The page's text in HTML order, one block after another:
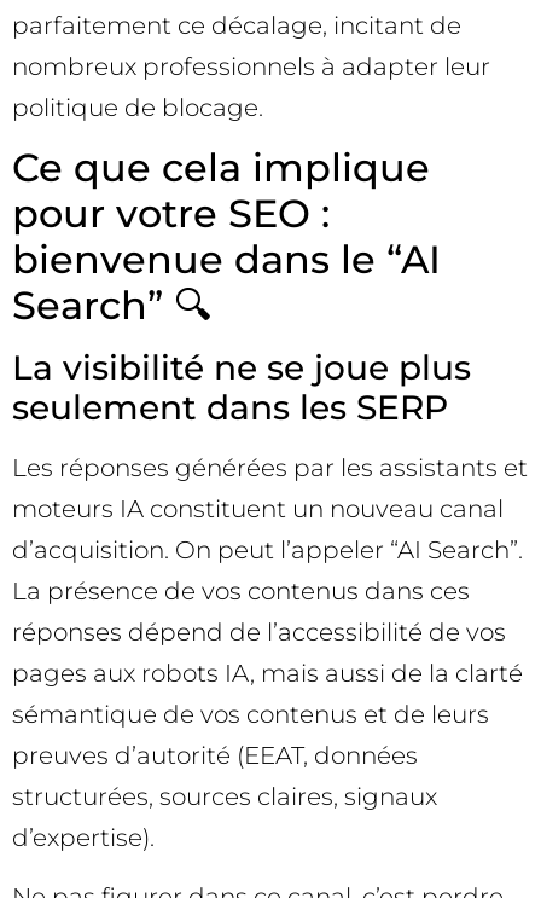
parfaitement ce décalage, incitant de
nombreux professionnels à adapter leur
politique de blocage.
Ce que cela implique
pour votre SEO :
bienvenue dans le “AI
Search” 🔍
La visibilité ne se joue plus
seulement dans les SERP
Les réponses générées par les assistants et
moteurs IA constituent un nouveau canal
d’acquisition. On peut l’appeler “AI Search”.
La présence de vos contenus dans ces
réponses dépend de l’accessibilité de vos
pages aux robots IA, mais aussi de la clarté
sémantique de vos contenus et de leurs
preuves d’autorité (EEAT, données
structurées, sources claires, signaux
d’expertise).